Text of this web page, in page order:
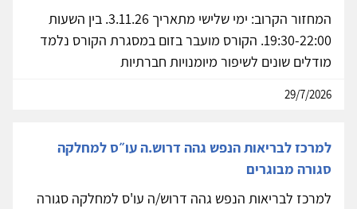
המחזור הקרוב: ימי שלישי מתאריך 3.11.26. בין השעות
19:30-22:00. הקורס מועבר בזום במסגרת הקורס נלמד
מודלים שונים לשיפור מיומנויות חברתיות
29/7/2026
למרכז לבריאות הנפש גהה דרוש.ה עו״ס למחלקה
סגורה מבוגרים
למרכז לבריאות הנפש גהה דרוש/ה עו'ס למחלקה סגורה